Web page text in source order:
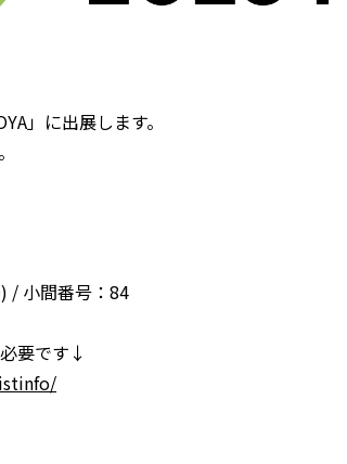
」に出展します。
/ 小間番号：84
要です↓